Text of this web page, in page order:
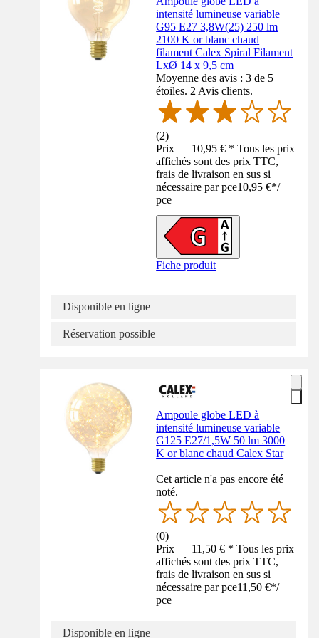
intensité lumineuse variable
G95 E27 3,8W(25) 250 lm
2100 K or blanc chaud
filament Calex Spiral Filament
LxØ 14 x 9,5 cm
Moyenne des avis : 3 de 5
étoiles. 2 Avis clients.
(2)
Prix — 10,95 € * Tous les prix
affichés sont des prix TTC,
frais de livraison en sus si
nécessaire par pce10,95 €*/
pce
Fiche produit
Disponible en ligne
Réservation possible
Ampoule globe LED à
intensité lumineuse variable
G125 E27/1,5W 50 lm 3000
K or blanc chaud Calex Star
Cet article n'a pas encore été
noté.
(0)
Prix — 11,50 € * Tous les prix
affichés sont des prix TTC,
frais de livraison en sus si
nécessaire par pce11,50 €*/
pce
Disponible en ligne